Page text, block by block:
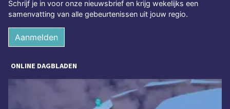
Schrijf je in voor onze nieuwsbrief en krijg wekelijks een
samenvatting van alle gebeurtenissen uit jouw regio.
Aanmelden
ONLINE DAGBLADEN